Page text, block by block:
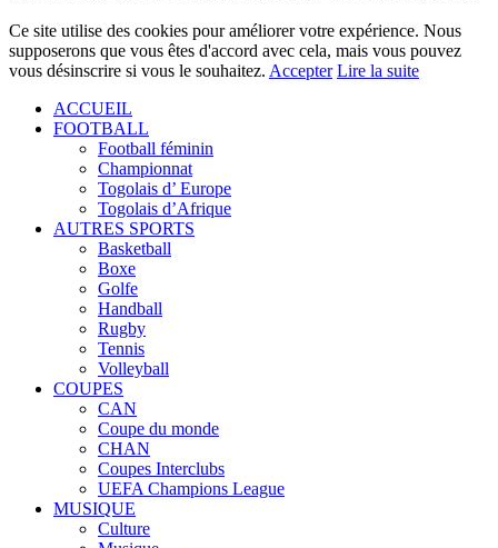
Ce site utilise des cookies pour améliorer votre expérience. Nous
supposerons que vous êtes d'accord avec cela, mais vous pouvez
vous désinscrire si vous le souhaitez. Accepter Lire la suite
ACCUEIL
FOOTBALL
Football féminin
Championnat
Togolais d’ Europe
Togolais d’Afrique
AUTRES SPORTS
Basketball
Boxe
Golfe
Handball
Rugby
Tennis
Volleyball
COUPES
CAN
Coupe du monde
CHAN
Coupes Interclubs
UEFA Champions League
MUSIQUE
Culture